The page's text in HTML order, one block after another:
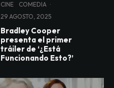
CINE COMEDIA ·
29 AGOSTO, 2025
Bradley Cooper
presenta el primer
tráiler de ‘¿Está
Funcionando Esto?’